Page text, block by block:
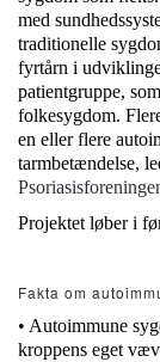
med
traditionelle
fyrtårn i
patientgruppe,
folkesygdom.
en eller flere
tarmbetændelse,
Projektet løber i
Fakta om
• Autoimmune
kroppens eget væv